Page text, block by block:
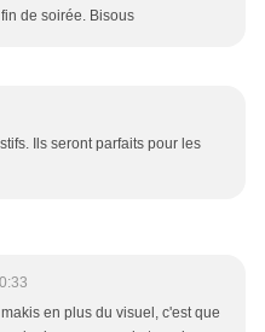
de soirée. Bisous
Ils seront parfaits pour les
en plus du visuel, c'est que